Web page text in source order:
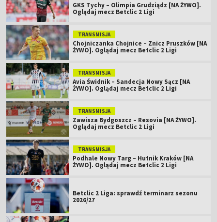
GKS Tychy – Olimpia Grudziądz [NA ŻYWO].
Oglądaj mecz Betclic 2 Ligi
TRANSMISJA
Chojniczanka Chojnice – Znicz Pruszków [NA
ŻYWO]. Oglądaj mecz Betclic 2 Ligi
TRANSMISJA
Avia Świdnik – Sandecja Nowy Sącz [NA
ŻYWO]. Oglądaj mecz Betclic 2 Ligi
TRANSMISJA
Zawisza Bydgoszcz – Resovia [NA ŻYWO].
Oglądaj mecz Betclic 2 Ligi
TRANSMISJA
Podhale Nowy Targ – Hutnik Kraków [NA
ŻYWO]. Oglądaj mecz Betclic 2 Ligi
Betclic 2 Liga: sprawdź terminarz sezonu
2026/27